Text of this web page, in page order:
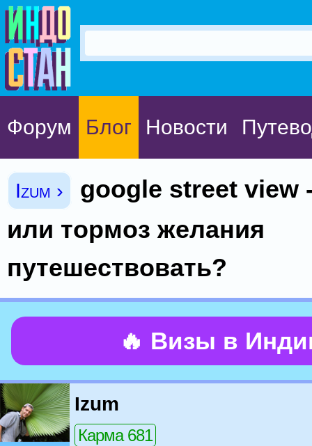
Форум Блог Новости
Izum ›
google street view
или тормоз желания
путешествовать?
🔥 Визы в
Izum
Карма 681